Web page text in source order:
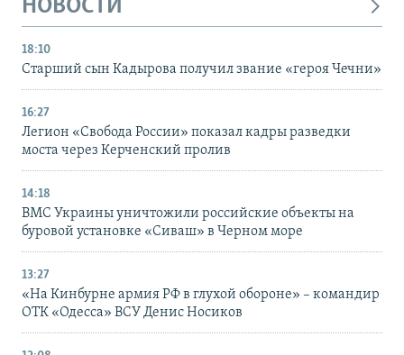
НОВОСТИ
18:10
Старший сын Кадырова получил звание «героя Чечни»
16:27
Легион «Свобода России» показал кадры разведки
моста через Керченский пролив
14:18
ВМС Украины уничтожили российские объекты на
буровой установке «Сиваш» в Черном море
13:27
«На Кинбурне армия РФ в глухой обороне» – командир
ОТК «Одесса» ВСУ Денис Носиков